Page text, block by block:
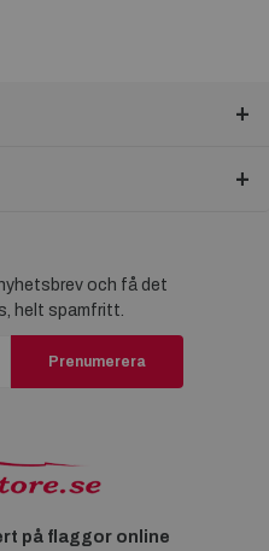
och få det
helt spamfritt.
Prenumerera
på flaggor online